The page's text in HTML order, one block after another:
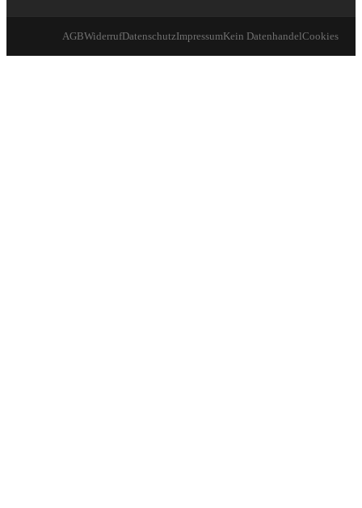
AGBWiderrufDatenschutzImpressumKein DatenhandelCookies